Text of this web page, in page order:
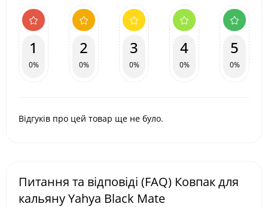
1
0%
2
0%
3
0%
4
0%
5
0%
Відгуків про цей товар ще не було.
Питання та відповіді (FAQ) Ковпак для
кальяну Yahya Black Mate